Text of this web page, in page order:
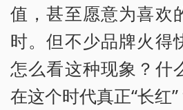
值，甚至愿意为喜欢
时。但不少品牌火得
怎么看这种现象？什
在这个时代真正“长红”